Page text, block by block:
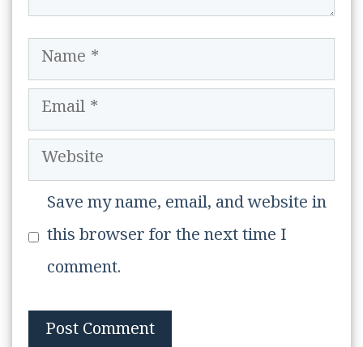
Name
Email
Website
Save my name, email, and website in
this browser for the next time I
comment.